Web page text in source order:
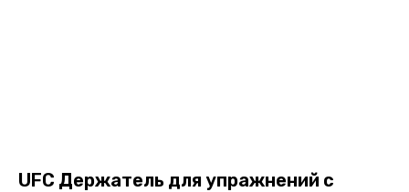
UFC Держатель для упражнений с